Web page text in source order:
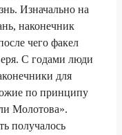
Изначально на
наконечник
чего факел
С годами люди
для
по принципу
Молотова».
получалось